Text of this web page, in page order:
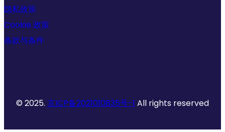
隐私政策
Cookie 政策
条款与条件
© 2025. 京ICP备2021010835号-1 All rights reserved